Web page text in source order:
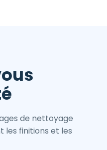
de nettoyage
les finitions et les